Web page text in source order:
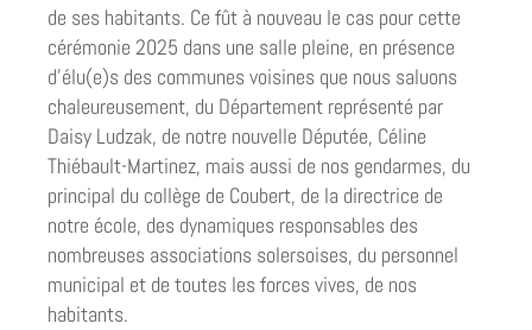
de ses habitants. Ce fût à nouveau le cas pour cette
cérémonie 2025 dans une salle pleine, en présence
d’élu(e)s des communes voisines que nous saluons
chaleureusement, du Département représenté par
Daisy Ludzak, de notre nouvelle Députée, Céline
Thiébault-Martinez, mais aussi de nos gendarmes, du
principal du collège de Coubert, de la directrice de
notre école, des dynamiques responsables des
nombreuses associations solersoises, du personnel
municipal et de toutes les forces vives, de nos
habitants.